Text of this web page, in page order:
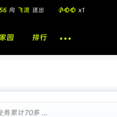
家园 排行
务累计70多 ...